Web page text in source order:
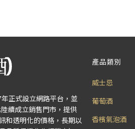
正式設立網路平台，並
續成立銷售門市，提供
和透明化的價格，長期以
產品類別
威士忌
葡萄酒
香檳氣泡酒